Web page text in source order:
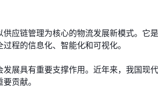
应链管理为核心的物流发展新模式。它
程的信息化、智能化和可视化。
展具有重要支撑作用。近年来，我国现
贡献。